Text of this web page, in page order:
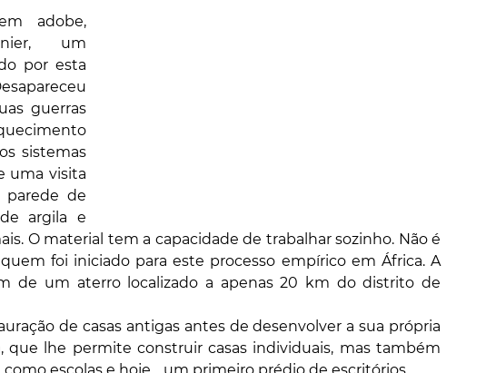
adobe,
um
por esta
guerras
sistemas
uma visita
parede de
argila e
O material tem a capacidade de trabalhar sozinho. Não é
foi iniciado para este processo empírico em África. A
de um aterro localizado a apenas 20 km do distrito de
de casas antigas antes de desenvolver a sua própria
que lhe permite construir casas individuais, mas também